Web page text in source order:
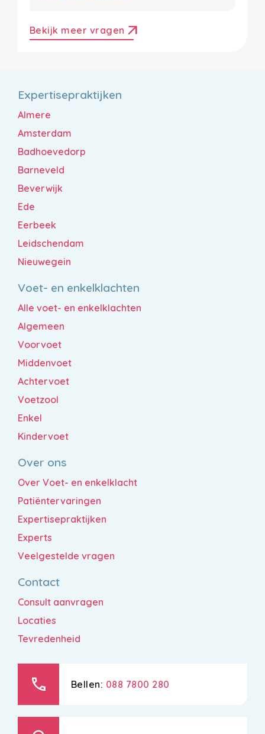
Bekijk meer vragen arrow_outward
Expertisepraktijken
Almere
Amsterdam
Badhoevedorp
Barneveld
Beverwijk
Ede
Eerbeek
Leidschendam
Nieuwegein
Voet- en enkelklachten
Alle voet- en enkelklachten
Algemeen
Voorvoet
Middenvoet
Achtervoet
Voetzool
Enkel
Kindervoet
Over ons
Over Voet- en enkelklacht
Patiëntervaringen
Expertisepraktijken
Experts
Veelgestelde vragen
Contact
Consult aanvragen
Locaties
Tevredenheid
call Bellen: 088 7800 280